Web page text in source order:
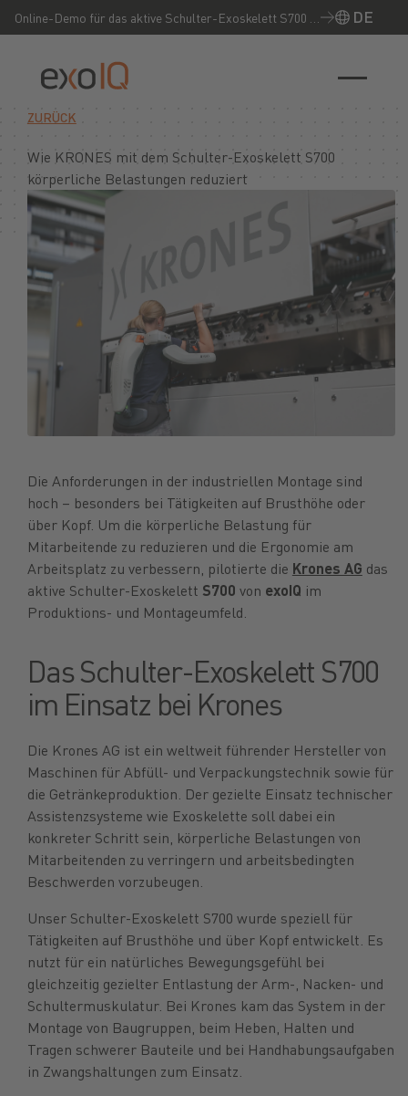
Online-Demo für das aktive Schulter-Exoskelett S700 –
Jetzt live erleben!
DE
ZURÜCK
Wie KRONES mit dem Schulter-Exoskelett S700
körperliche Belastungen reduziert
Die Anforderungen in der industriellen Montage sind
hoch – besonders bei Tätigkeiten auf Brusthöhe oder
über Kopf. Um die körperliche Belastung für
Mitarbeitende zu reduzieren und die Ergonomie am
Arbeitsplatz zu verbessern, pilotierte die Krones AG das
aktive Schulter-Exoskelett S700 von exoIQ im
Produktions- und Montageumfeld.
Das Schulter-Exoskelett S700
im Einsatz bei Krones
Die Krones AG ist ein weltweit führender Hersteller von
Maschinen für Abfüll- und Verpackungstechnik sowie für
die Getränkeproduktion. Der gezielte Einsatz technischer
Assistenzsysteme wie Exoskelette soll dabei ein
konkreter Schritt sein, körperliche Belastungen von
Mitarbeitenden zu verringern und arbeitsbedingten
Beschwerden vorzubeugen.
Unser Schulter-Exoskelett S700 wurde speziell für
Tätigkeiten auf Brusthöhe und über Kopf entwickelt. Es
nutzt für ein natürliches Bewegungsgefühl bei
gleichzeitig gezielter Entlastung der Arm-, Nacken- und
Schultermuskulatur. Bei Krones kam das System in der
Montage von Baugruppen, beim Heben, Halten und
Tragen schwerer Bauteile und bei Handhabungsaufgaben
in Zwangshaltungen zum Einsatz.